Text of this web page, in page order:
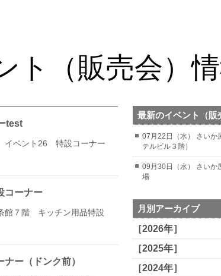
ト（販売会）
test
ベント26 特設コーナー
ーナー
７階 キッチン用品特設
ー（ドンク前）
最新のイベント（販
07月22日（水） さい
テルビル３階）
09月30日（水） さい
場
月別アーカイブ
［2026年］
［2025年］
［2024年］